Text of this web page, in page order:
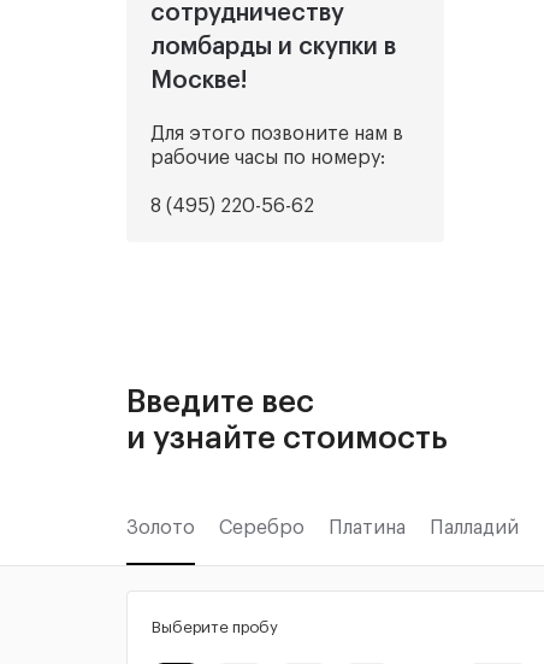
сотрудничеству
ломбарды и скупки в
Москве!
Для этого позвоните нам в
рабочие часы по номеру:
8 (495) 220-56-62
Введите вес
и узнайте стоимость
Золото Серебро Платина Палладий
Выберите пробу